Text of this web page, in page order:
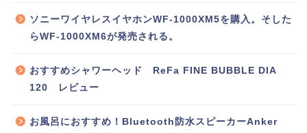
ソニーワイヤレスイヤホンWF-1000XM5を購入。そした
らWF-1000XM6が発売される。
おすすめシャワーヘッド ReFa FINE BUBBLE DIA
120 レビュー
お風呂におすすめ！Bluetooth防水スピーカーAnker